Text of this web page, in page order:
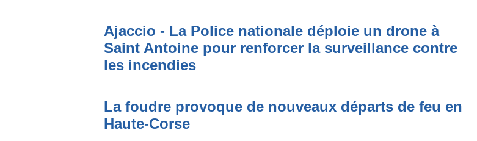
Ajaccio - La Police nationale déploie un drone à
Saint Antoine pour renforcer la surveillance contre
les incendies
La foudre provoque de nouveaux départs de feu en
Haute-Corse